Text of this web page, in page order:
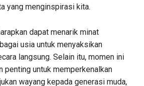
yang menginspirasi kita.
dapat menarik minat
usia untuk menyaksikan
langsung. Selain itu, momen ini
penting untuk memperkenalkan
wayang kepada generasi muda,